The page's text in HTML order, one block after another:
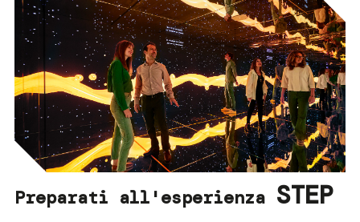
Preparati all'esperienza STEP